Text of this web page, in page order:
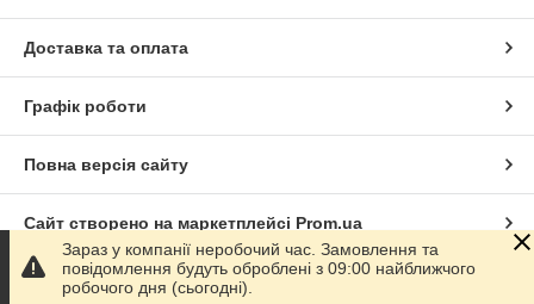
Доставка та оплата
Графік роботи
Повна версія сайту
Сайт створено на маркетплейсі Prom.ua
Політика конфіденційності
Зараз у компанії неробочий час. Замовлення та
повідомлення будуть оброблені з 09:00 найближчого
робочого дня (сьогодні).